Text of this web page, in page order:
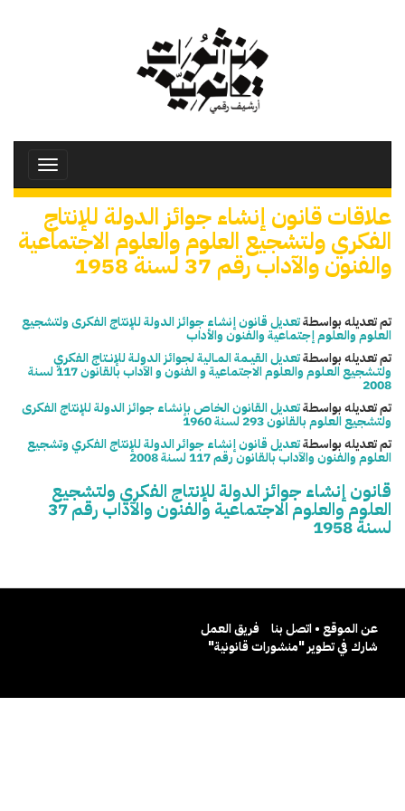
Toggle
علاقات قانون إنشاء جوائز الدولة للإنتاج
الفكري ولتشجيع العلوم والعلوم الاجتماعية
والفنون والآداب رقم 37 لسنة 1958
تم تعديله بواسطةتعديل قانون إنشاء جوائز الدولة للإنتاج الفكرى ولتشجيع
العلوم والعلوم إجتماعية والفنون والأداب
تم تعديله بواسطةتعديل القيــمة المــالية لجوائز الدولــة للإنـــتاج الفكري
ولتــشجيع العـلوم والعلوم الاجتماعية و الفنون و الآداب بالقانون 117 لسنة
2008
تم تعديله بواسطةتعديل القانون الخاص بإنشاء جوائز الدولة للإنتاج الفكرى
ولتشجيع العلوم بالقانون 293 لسنة 1960
تم تعديله بواسطةتعديل قانون إنشاء جوائر الدولة للإنتاج الفكري وتشجيع
العلوم والفنون والآداب بالقانون رقم 117 لسنة 2008
قانون إنشاء جوائز الدولة للإنتاج الفكري ولتشجيع
العلوم والعلوم الاجتماعية والفنون والآداب رقم 37
لسنة 1958
عن الموقع • اتصل بنا
فريق العمل
شارك في تطوير "منشورات قانونية"